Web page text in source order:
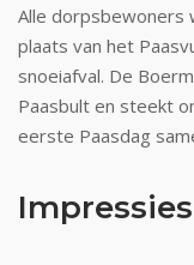
Alle dorpsbewoners
plaats van het
snoeiafval. De
Paasbult en steekt
eerste Paasdag